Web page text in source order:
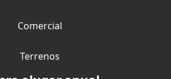
Comercial
Terrenos